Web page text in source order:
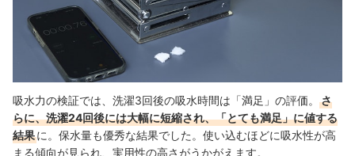
吸水力の検証では、洗濯3回後の吸水時間は「満足」の評価。
さ
らに、洗濯24回後には大幅に短縮され、「とても満足」に値する
結果に。保水量も優秀な結果でした。使い込むほどに吸水性が高
まる傾向が見られ、実用性の高さがうかがえます。